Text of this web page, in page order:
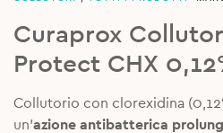
Curaprox
Protect CHX
Collutorio con clorexidina
un’azione antibatterica